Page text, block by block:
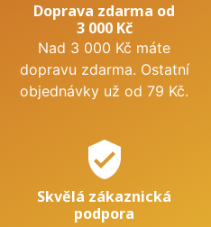
Doprava zdarma od
3 000 Kč
Nad 3 000 Kč máte
dopravu zdarma. Ostatní
objednávky už od 79 Kč.
verified_user
Skvělá zákaznická
podpora